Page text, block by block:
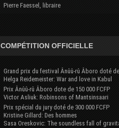
Pierre Faessel, libraire
COMPÉTITION OFFICIELLE
Grand prix du festival Ânûû-rû Âboro doté de
Helga Reidemeister: War and love in Kabul
Prix Ânûû-rû Âboro dote de 150 000 FCFP
Victor Asliuk: Robinsons of Mantsinsaari
Prix spécial du jury doté de 300 000 FCFP
Kristine Gillard: Des hommes
Sasa Oreskovic: The soundless fall of